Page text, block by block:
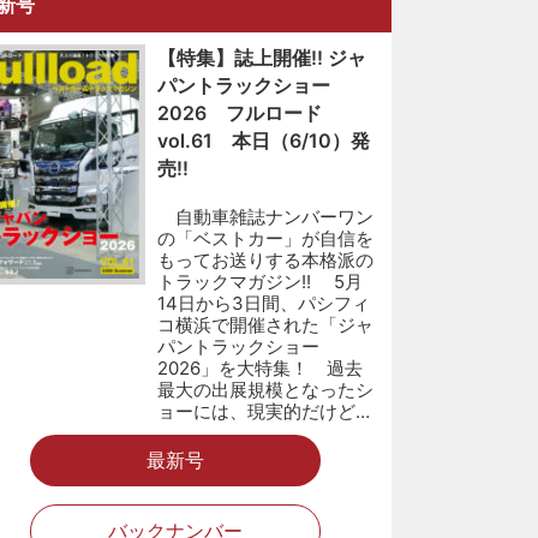
号
【特集】誌上開催!! ジャ
パントラックショー
2026 フルロード
vol.61 本日（6/10）発
売!!
自動車雑誌ナンバーワン
の「ベストカー」が自信を
もってお送りする本格派の
トラックマガジン!! 5月
14日から3日間、パシフィ
コ横浜で開催された「ジャ
パントラックショー
2026」を大特集！ 過去
最大の出展規模となったシ
ョーには、現実的だけど…
最新号
バックナンバー